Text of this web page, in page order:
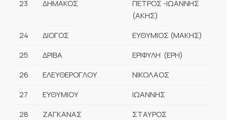
23
ΔΗΜΑΚΟΣ
ΠΕΤΡΟΣ -ΙΩΑΝΝΗΣ
(ΑΚΗΣ)
24
ΔΙΟΓΟΣ
ΕΥΘΥΜΙΟΣ (ΜΑΚΗΣ)
25
ΔΡΙΒΑ
ΕΡΙΦΥΛΗ (ΕΡΗ)
26
ΕΛΕΥΘΕΡΟΓΛΟΥ
ΝΙΚΟΛΑΟΣ
27
ΕΥΘΥΜΙΟΥ
ΙΩΑΝΝΗΣ
28
ΖΑΓΚΑΝΑΣ
ΣΤΑΥΡΟΣ